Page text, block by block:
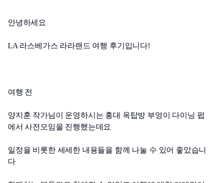
안녕하세요
LA 라스베가스 라라랜드 여행 후기입니다!
여행 전
양지훈 작가님이 운영하시는 홍대 옥탑방 부엉이 다이닝 펍
에서 사전모임을 진행했는데요
일정을 비롯한 세세한 내용들을 함께 나눌 수 있어 좋았습니
다